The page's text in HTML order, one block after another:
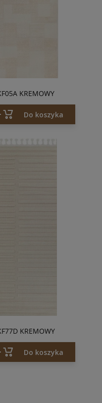
KREMOWY
Do koszyka
KREMOWY
Do koszyka